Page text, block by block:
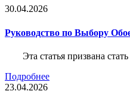
30.04.2026
Руководство по Выбору
Эта статья призвана
Подробнее
23.04.2026